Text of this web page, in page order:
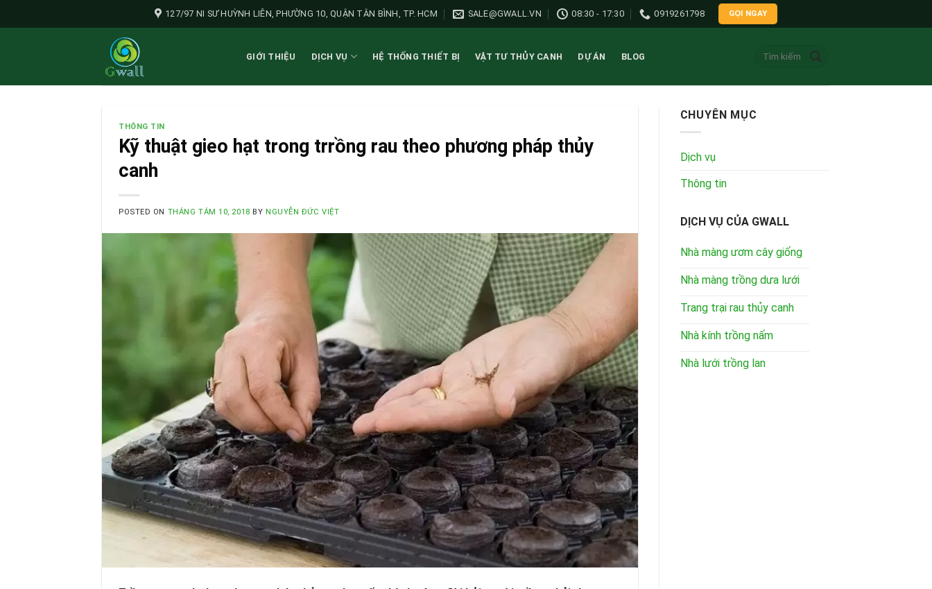
to
127/97 NI SƯ HUỲNH LIÊN, PHƯỜNG 10, QUẬN TÂN BÌNH, TP. HCM SALE@GWALL.VN 08:30 - 17:30 0919261798 GỌI NGAY
GIỚI THIỆU DỊCH VỤ HỆ THỐNG THIẾT BỊ VẬT TƯ THỦY CANH DỰ ÁN BLOG
Tìm
THÔNG TIN
Kỹ thuật gieo hạt trong trrồng rau theo phương pháp thủy
canh
POSTED ON THÁNG TÁM 10, 2018 BY NGUYỄN ĐỨC VIỆT
CHUYÊN MỤC
Dịch vụ
Thông tin
DỊCH VỤ CỦA GWALL
Nhà màng ươm cây giống
Nhà màng trồng dưa lưới
Trang trại rau thủy canh
Nhà kính trồng nấm
Nhà lưới trồng lan